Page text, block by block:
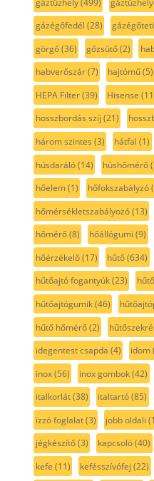
gázégőfedél (28)
görgő(36) gőzsütő(2)
habverőszár(7) hajtómű(5)
HEPA Filter(39) Hisense
hosszbordás szíj (21)
három szintes (3) hátfal (1)
húsdaráló(14) húshőmérő
hőelem(1) hőfokszabályzó
hőmérsékletszabályozó(13)
hőmérő(8) hőállógumi (9)
hőérzékelő(17) hűtő(634)
hűtőajtó fogantyúk(23)
hűtőajtógumik(46)
hűtő hőmérő(2)
idegentest csapda (4) idom
inox(56) inox gombok(42)
italkorlát(38) italtartó(85)
izzó foglalat(3) jobb oldali
jégkészítő(3) kapcsoló(40)
kefe (11) kefésszívófej (22)